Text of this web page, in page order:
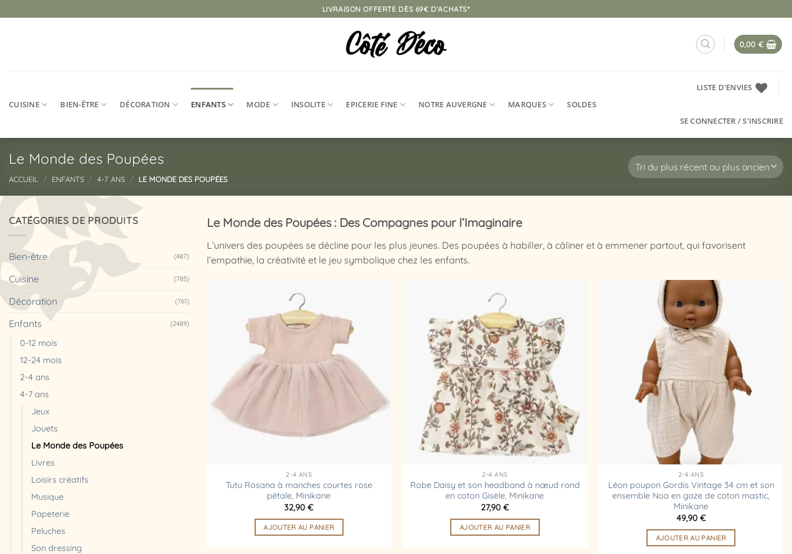
au
LIVRAISON OFFERTE DÈS 69€ D'ACHATS*
0,00 €
CUISINE BIEN-ÊTRE DÉCORATION ENFANTS MODE INSOLITE EPICERIE FINE NOTRE AUVERGNE MARQUES SOLDES
LISTE D'ENVIES
SE CONNECTER / S’INSCRIRE
Le Monde des Poupées
ACCUEIL / ENFANTS / 4-7 ANS / LE MONDE DES POUPÉES
CATÉGORIES DE PRODUITS
Bien-être (487)
Cuisine (785)
Décoration (761)
Enfants (2489)
0-12 mois
12-24 mois
2-4 ans
4-7 ans
Jeux
Jouets
Le Monde des Poupées
Livres
Loisirs créatifs
Musique
Papeterie
Peluches
Son dressing
Le Monde des Poupées : Des Compagnes pour l’Imaginaire
L’univers des poupées se décline pour les plus jeunes. Des poupées à habiller, à câliner et à emmener partout, qui favorisent
l’empathie, la créativité et le jeu symbolique chez les enfants.
2-4 ANS
Tutu Rosana à manches courtes rose
pétale, Minikane
32,90€
AJOUTER AU PANIER
à la
liste
d’envies
2-4 ANS
Robe Daisy et son headband à nœud rond
en coton Gisèle, Minikane
27,90 €
AJOUTER AU PANIER
2-4 ANS
Léon poupon Gordis Vintage 34 cm et son
ensemble Noa en gaze de coton mastic,
Minikane
49,90 €
AJOUTER AU PANIER